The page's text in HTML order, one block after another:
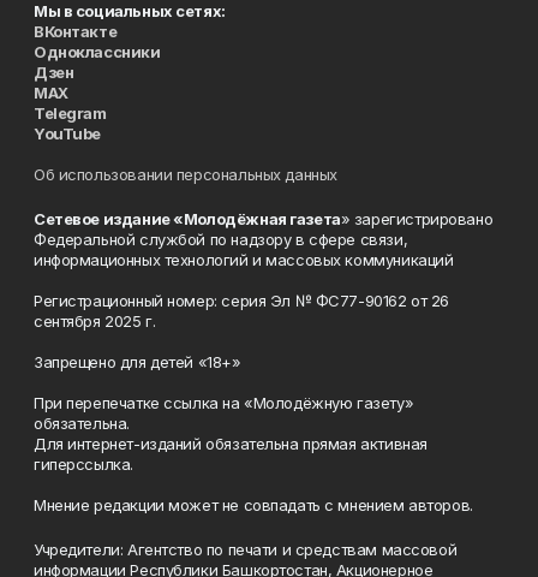
Мы в социальных сетях:
ВКонтакте
Одноклассники
Дзен
MAX
Telegram
YouTube
Об использовании персональных данных
Сетевое издание «Молодёжная газета» зарегистрировано
Федеральной службой по надзору в сфере связи,
информационных технологий и массовых коммуникаций
Регистрационный номер: серия Эл № ФС77-90162 от 26
сентября 2025 г.
Запрещено для детей «18+»
При перепечатке ссылка на «Молодёжную газету»
обязательна.
Для интернет-изданий обязательна прямая активная
гиперссылка.
Мнение редакции может не совпадать с мнением авторов.
Учредители: Агентство по печати и средствам массовой
информации Республики Башкортостан, Акционерное